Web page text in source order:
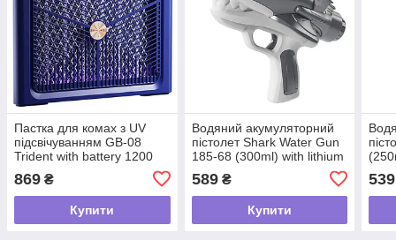
Пастка для комах з UV
підсвічуванням GB-08
Trident with battery 1200
869 ₴
Купити
Водяний акумуляторний
пістолет Shark Water Gun
185-68 (300ml) with lithium
589₴
Купити
539